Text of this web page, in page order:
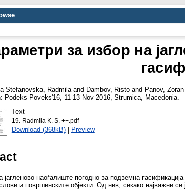
за избор на
Stefanovska, Radmila and Dambov, Risto and Panov, Zoran
Podeks-Poveks'16, 11-13 Nov 2016, Strumica, Macedonia.
Text
19. Radmila K. S. ++.pdf
Download (368kB)| Preview
јагленово наоѓалиште погодно за подземна
и површинските објекти. Од нив, секако најважни